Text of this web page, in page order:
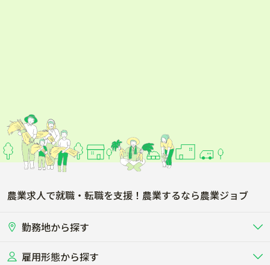
農業求人で就職・転職を支援！農業するなら農業ジョブ
勤務地から探す
北海道雇用形態から探す